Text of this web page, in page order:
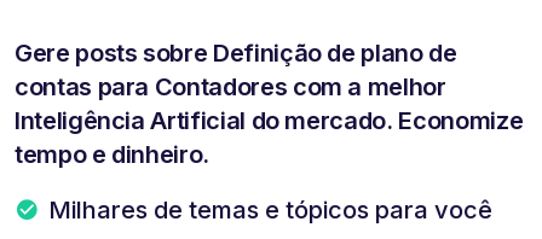
Gere posts sobre Definição de plano de
contas para Contadores com a melhor
Inteligência Artificial do mercado. Economize
tempo e dinheiro.
Milhares de temas e tópicos para você